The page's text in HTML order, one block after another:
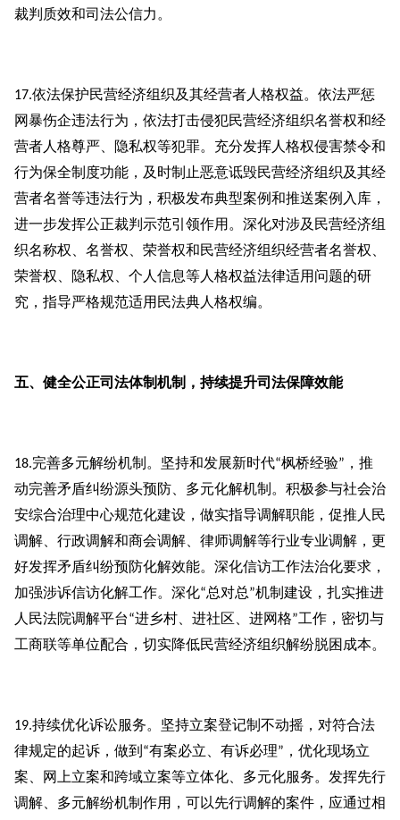
裁判质效和司法公信力。
17.依法保护民营经济组织及其经营者人格权益。依法严惩
网暴伤企违法行为，依法打击侵犯民营经济组织名誉权和经
营者人格尊严、隐私权等犯罪。充分发挥人格权侵害禁令和
行为保全制度功能，及时制止恶意诋毁民营经济组织及其经
营者名誉等违法行为，积极发布典型案例和推送案例入库，
进一步发挥公正裁判示范引领作用。深化对涉及民营经济组
织名称权、名誉权、荣誉权和民营经济组织经营者名誉权、
荣誉权、隐私权、个人信息等人格权益法律适用问题的研
究，指导严格规范适用民法典人格权编。
五、健全公正司法体制机制，持续提升司法保障效能
18.完善多元解纷机制。坚持和发展新时代“枫桥经验” ，推
动完善矛盾纠纷源头预防、多元化解机制。积极参与社会治
安综合治理中心规范化建设，做实指导调解职能，促推人民
调解、行政调解和商会调解、律师调解等行业专业调解，更
好发挥矛盾纠纷预防化解效能。深化信访工作法治化要求，
加强涉诉信访化解工作。深化“总对总”机制建设，扎实推进
人民法院调解平台“进乡村、进社区、进网格”工作，密切与
工商联等单位配合，切实降低民营经济组织解纷脱困成本。
19.持续优化诉讼服务。坚持立案登记制不动摇，对符合法
律规定的起诉，做到 “有案必立、有诉必理” ，优化现场立
案、网上立案和跨域立案等立体化、多元化服务。发挥先行
调解、多元解纷机制作用，可以先行调解的案件，应通过相